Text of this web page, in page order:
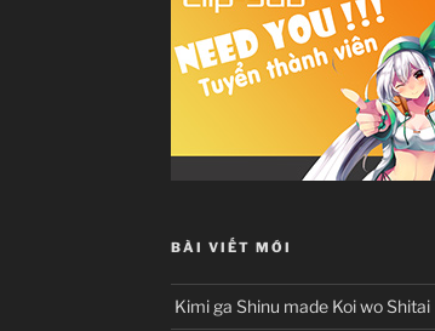
BÀI VIẾT MỚI
Kimi ga Shinu made Koi wo Shitai